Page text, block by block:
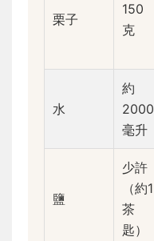
栗子
150
克
水
約
2000
毫升
鹽
少許
（約1
茶
匙）